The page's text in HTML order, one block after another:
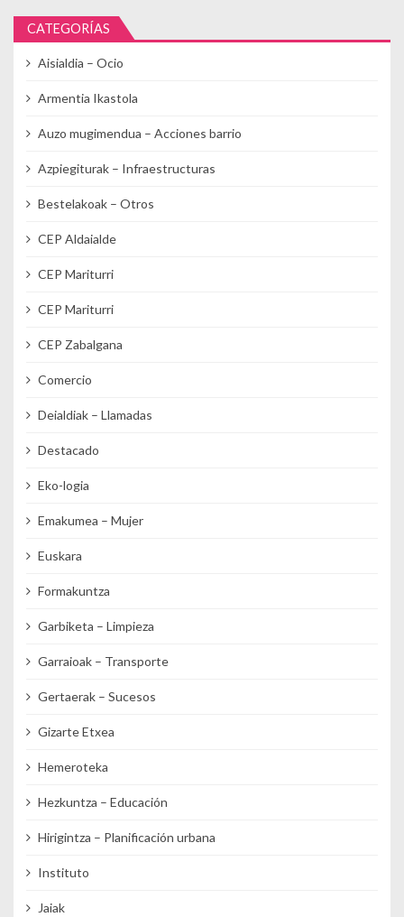
CATEGORÍAS
Aisialdia – Ocio
Armentia Ikastola
Auzo mugimendua – Acciones barrio
Azpiegiturak – Infraestructuras
Bestelakoak – Otros
CEP Aldaialde
CEP Mariturri
CEP Mariturri
CEP Zabalgana
Comercio
Deialdiak – Llamadas
Destacado
Eko-logia
Emakumea – Mujer
Euskara
Formakuntza
Garbiketa – Limpieza
Garraioak – Transporte
Gertaerak – Sucesos
Gizarte Etxea
Hemeroteka
Hezkuntza – Educación
Hirigintza – Planificación urbana
Instituto
Jaiak